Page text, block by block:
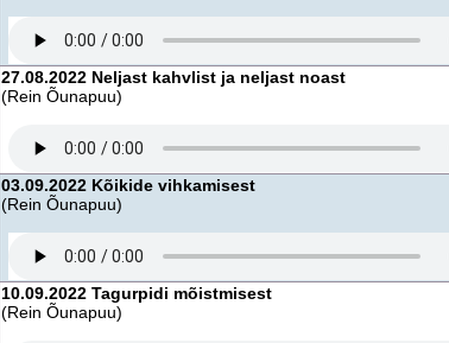
27.08.2022 Neljast kahvlist ja neljast noast
(Rein Õunapuu)
03.09.2022 Kõikide vihkamisest
(Rein Õunapuu)
10.09.2022 Tagurpidi mõistmisest
(Rein Õunapuu)